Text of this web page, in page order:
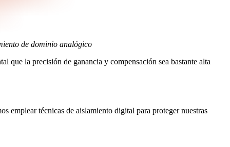
de dominio analógico
que la precisión de ganancia y compensación sea bastante alta
emplear técnicas de aislamiento digital para proteger nuestras